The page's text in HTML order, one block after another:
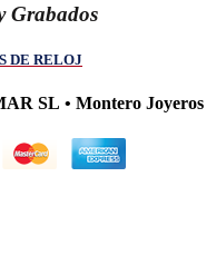
Grabados
DE RELOJ
SL • Montero Joyeros